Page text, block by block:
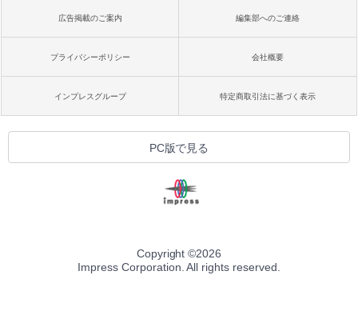
広告掲載のご案内 編集部へのご連絡
プライバシーポリシー 会社概要
インプレスグループ 特定商取引法に基づく表示
PC版で見る
Copyright ©2026
Impress Corporation. All rights reserved.